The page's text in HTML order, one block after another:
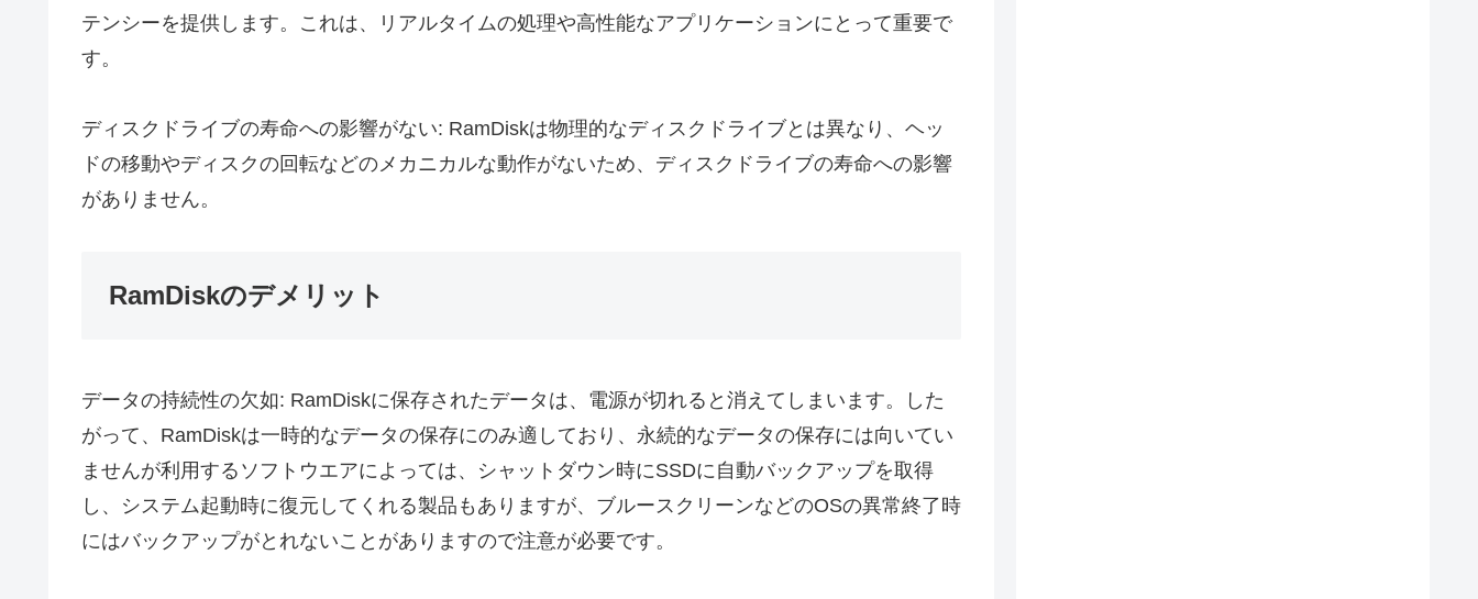
テンシーを提供します。これは、リアルタイムの処理や高性能なアプリケーションにとって重要で
す。
ディスクドライブの寿命への影響がない: RamDiskは物理的なディスクドライブとは異なり、ヘッ
ドの移動やディスクの回転などのメカニカルな動作がないため、ディスクドライブの寿命への影響
がありません。
RamDiskのデメリット
データの持続性の欠如: RamDiskに保存されたデータは、電源が切れると消えてしまいます。した
がって、RamDiskは一時的なデータの保存にのみ適しており、永続的なデータの保存には向いてい
ませんが利用するソフトウエアによっては、シャットダウン時にSSDに自動バックアップを取得
し、システム起動時に復元してくれる製品もありますが、ブルースクリーンなどのOSの異常終了時
にはバックアップがとれないことがありますので注意が必要です。